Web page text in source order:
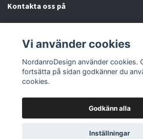
Kontakta oss på
Sociala medier
© 2026 Nordanro Design
Vi använder cookies
NordanroDesign använder cookies.
fortsätta på sidan godkänner du
cookies.
Godkänn alla
Inställningar